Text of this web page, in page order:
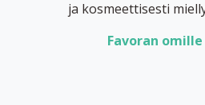
ja kosmeettisesti
Favoran